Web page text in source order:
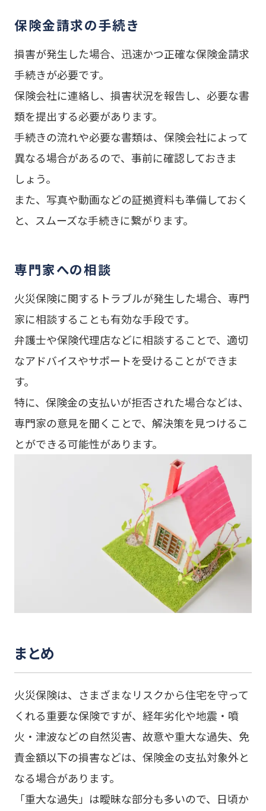
保険金請求の手続き
損害が発生した場合、迅速かつ正確な保険金請求
手続きが必要です。
保険会社に連絡し、損害状況を報告し、必要な書
類を提出する必要があります。
手続きの流れや必要な書類は、保険会社によって
異なる場合があるので、事前に確認しておきま
しょう。
また、写真や動画などの証拠資料も準備しておく
と、スムーズな手続きに繋がります。
専門家への相談
火災保険に関するトラブルが発生した場合、専門
家に相談することも有効な手段です。
弁護士や保険代理店などに相談することで、適切
なアドバイスやサポートを受けることができま
す。
特に、保険金の支払いが拒否された場合などは、
専門家の意見を聞くことで、解決策を見つけるこ
とができる可能性があります。
まとめ
火災保険は、さまざまなリスクから住宅を守って
くれる重要な保険ですが、経年劣化や地震・噴
火・津波などの自然災害、故意や重大な過失、免
責金額以下の損害などは、保険金の支払対象外と
なる場合があります。
「重大な過失」は曖昧な部分も多いので、日頃か